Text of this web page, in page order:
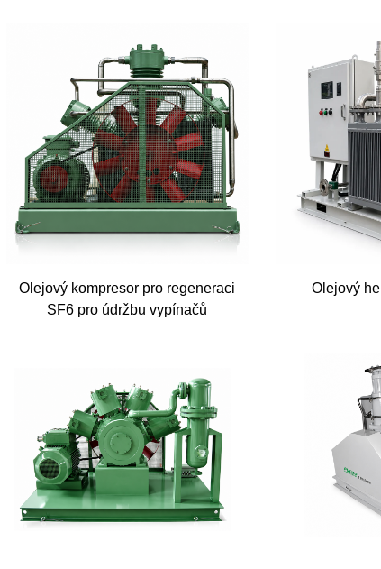
Olejový kompresor pro regeneraci
SF6 pro údržbu vypínačů
Olejový